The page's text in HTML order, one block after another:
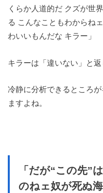
くらか人道的だ クズが世
る こんなこともわからね
わいいもんだな キラー」
キラーは「違いない」と返
冷静に分析できるところ
ますよね。
「だが“この先”
のねェ奴が死ぬ